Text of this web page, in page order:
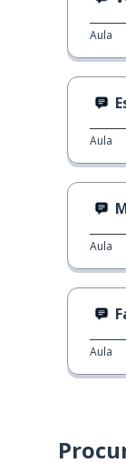
Aula
Aula
Aula
Aula